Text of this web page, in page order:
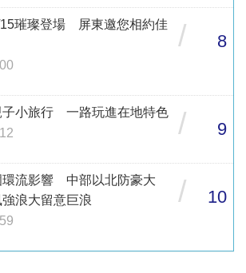
璀璨登場 屏東邀您相約佳
/ 8
子小旅行 一路玩進在地特色
/ 9
環流影響 中部以北防豪大
浪大留意巨浪
/ 10